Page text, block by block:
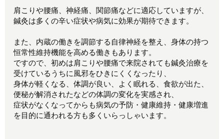
肩こりや腰痛、神経痛、関節痛などに適応していますが、
鍼灸は多くの辛い症状や病気に効果が期待できます。
また、内蔵の働きを調節する自律神経を整え、身体の持つ
恒常性維持機能を高める働きもあります。
ですので、初めは肩こりや腰痛で来院されても鍼灸治療を
受けているうちに風邪をひきにくくなったり、
身体が軽くなる、体調が良い、よく眠れる、食欲が出た、
便秘が解消されたなどの体調の変化を実感され、
症状がなくなってからも病気の予防・健康維持・健康増進
を目的に通われる方も多くいらっしゃいます。